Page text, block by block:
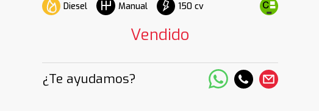
Diesel
Manual 150 cv
Vendido
¿Te ayudamos?